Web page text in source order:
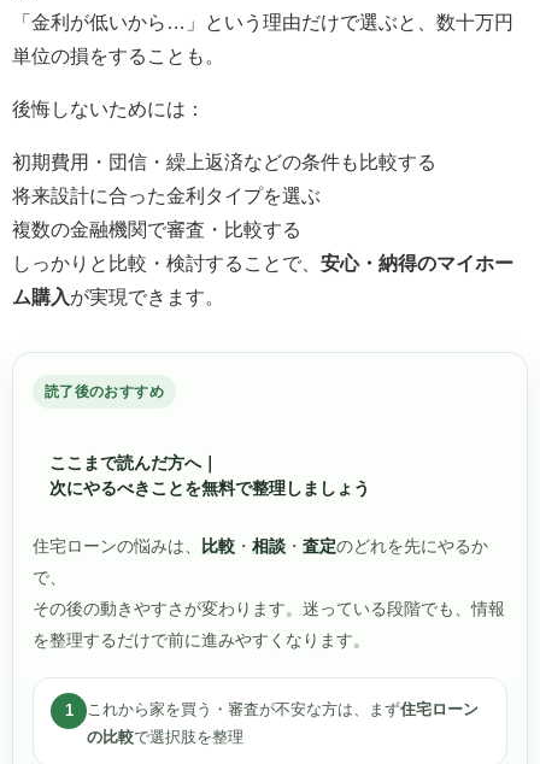
「金利が低いから…」という理由だけで選ぶと、数十万円
単位の損をすることも。
後悔しないためには：
初期費用・団信・繰上返済などの条件も比較する
将来設計に合った金利タイプを選ぶ
複数の金融機関で審査・比較する
しっかりと比較・検討することで、 安心・納得のマイホー
ム購入が実現できます。
読了後のおすすめ
ここまで読んだ方へ｜
次にやるべきことを無料で整理しましょう
住宅ローンの悩みは、 比較 ・ 相談 ・ 査定のどれを先にやるか
で、
その後の動きやすさが変わります。迷っている段階でも、情報
を整理するだけで前に進みやすくなります。
1 これから家を買う・審査が不安な方は、まず住宅ローン
の比較で選択肢を整理